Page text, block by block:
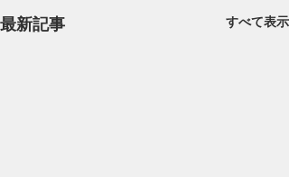
最新記事 すべて表示